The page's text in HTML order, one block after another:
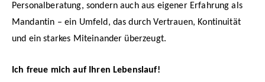
Personalberatung, sondern auch aus eigener Erfahrung als
Mandantin – ein Umfeld, das durch Vertrauen, Kontinuität
und ein starkes Miteinander überzeugt.
Ich freue mich auf Ihren Lebenslauf!